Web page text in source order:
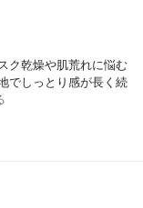
ク乾燥や肌荒れに悩む
でしっとり感が長く続